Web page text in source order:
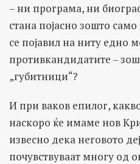
– ни програма, ни
стана појасно зошто
се појавил на ниту едно
противкандидатите –
„губитници“?
И при ваков епилог,
наскоро ќе имаме нов
извесно дека неговото
почувствуваат многу од